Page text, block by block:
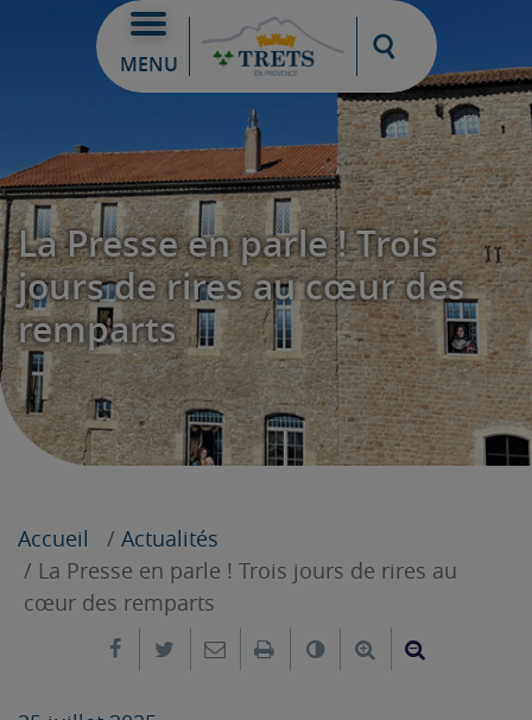
MENU
Moteur de
La Presse en parle ! Trois
jours de rires au cœur des
remparts
Accueil
Actualités
La Presse en parle ! Trois jours de rires au
cœur des remparts
Partager sur Facebook
Partager sur Twitter
Envoyer par e-mail
ImprimerChanger leAgrandir le